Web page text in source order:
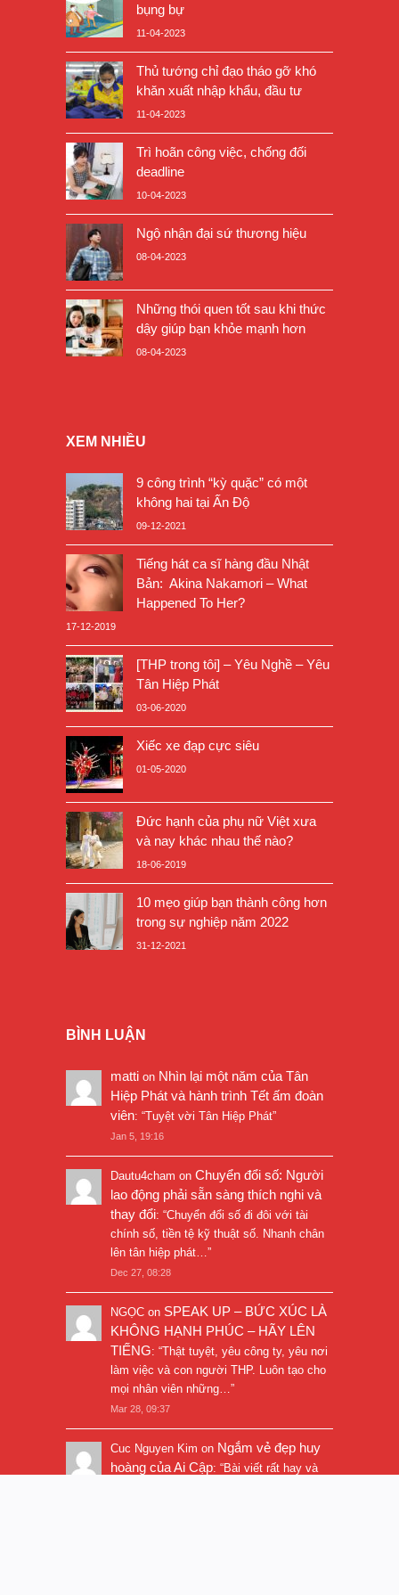
bụng bự
11-04-2023
Thủ tướng chỉ đạo tháo gỡ khó
khăn xuất nhập khẩu, đầu tư
11-04-2023
Trì hoãn công việc, chống đối
deadline
10-04-2023
Ngộ nhận đại sứ thương hiệu
08-04-2023
Những thói quen tốt sau khi thức
dậy giúp bạn khỏe mạnh hơn
08-04-2023
XEM NHIỀU
9 công trình “kỳ quặc” có một
không hai tại Ấn Độ
09-12-2021
Tiếng hát ca sĩ hàng đầu Nhật
Bản: Akina Nakamori – What
Happened To Her?
17-12-2019
[THP trong tôi] – Yêu Nghề – Yêu
Tân Hiệp Phát
03-06-2020
Xiếc xe đạp cực siêu
01-05-2020
Đức hạnh của phụ nữ Việt xưa
và nay khác nhau thế nào?
18-06-2019
10 mẹo giúp bạn thành công hơn
trong sự nghiệp năm 2022
31-12-2021
BÌNH LUẬN
matti on Nhìn lại một năm của Tân
Hiệp Phát và hành trình Tết ấm đoàn
viên: “Tuyệt vời Tân Hiệp Phát”
Jan 5, 19:16
Dautu4cham on Chuyển đổi số: Người
lao động phải sẵn sàng thích nghi và
thay đổi: “Chuyển đổi số đi đôi với tài
chính số, tiền tệ kỹ thuật số. Nhanh chân
lên tân hiệp phát… ”
Dec 27, 08:28
NGỌC on SPEAK UP – BỨC XÚC LÀ
KHÔNG HẠNH PHÚC – HÃY LÊN
TIẾNG: “Thật tuyệt, yêu công ty, yêu nơi
làm việc và con người THP. Luôn tạo cho
mọi nhân viên những… ”
Mar 28, 09:37
Cuc Nguyen Kim on Ngắm vẻ đẹp huy
hoàng của Ai Cập: “Bài viết rất hay và